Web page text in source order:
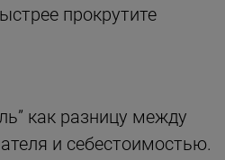
прокрутите
как разницу между
и себестоимостью.